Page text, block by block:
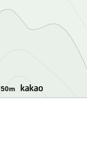
50m